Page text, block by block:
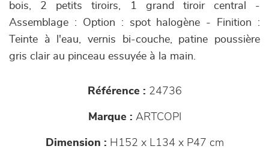
bois, 2 petits tiroirs, 1 grand tiroir central -
Assemblage : Option : spot halogène - Finition :
Teinte à l'eau, vernis bi-couche, patine poussière
gris clair au pinceau essuyée à la main.
Référence : 24736
Marque : ARTCOPI
Dimension : H152 x L134 x P47 cm